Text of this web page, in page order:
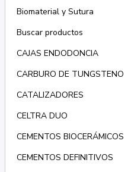
Biomaterial y Sutura
Buscar productos
CAJAS ENDODONCIA
CARBURO DE TUNGSTENO
CATALIZADORES
CELTRA DUO
CEMENTOS BIOCERÁMICOS
CEMENTOS DEFINITIVOS